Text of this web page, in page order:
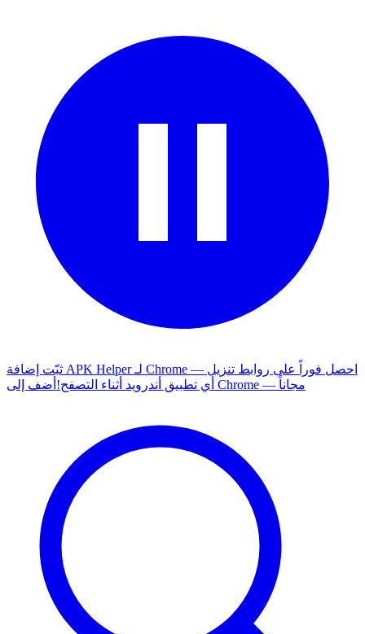
ثبّت إضافة APK Helper لـ Chrome — احصل فوراً على روابط تنزيل
أي تطبيق أندرويد أثناء التصفح!
أضف إلى Chrome — مجاناً